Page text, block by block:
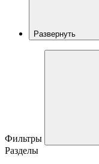
Развернуть
Фильтры
Разделы